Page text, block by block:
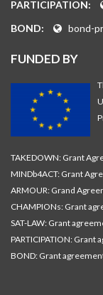
PARTICIPATION:
BOND:
bond-
FUNDED BY
TAKEDOWN: Grant
MINDb4ACT: Grant
ARMOUR: Grand
CHAMPIONs: Grant
SAT-LAW: Grant
PARTICIPATION: Grant
BOND: Grant